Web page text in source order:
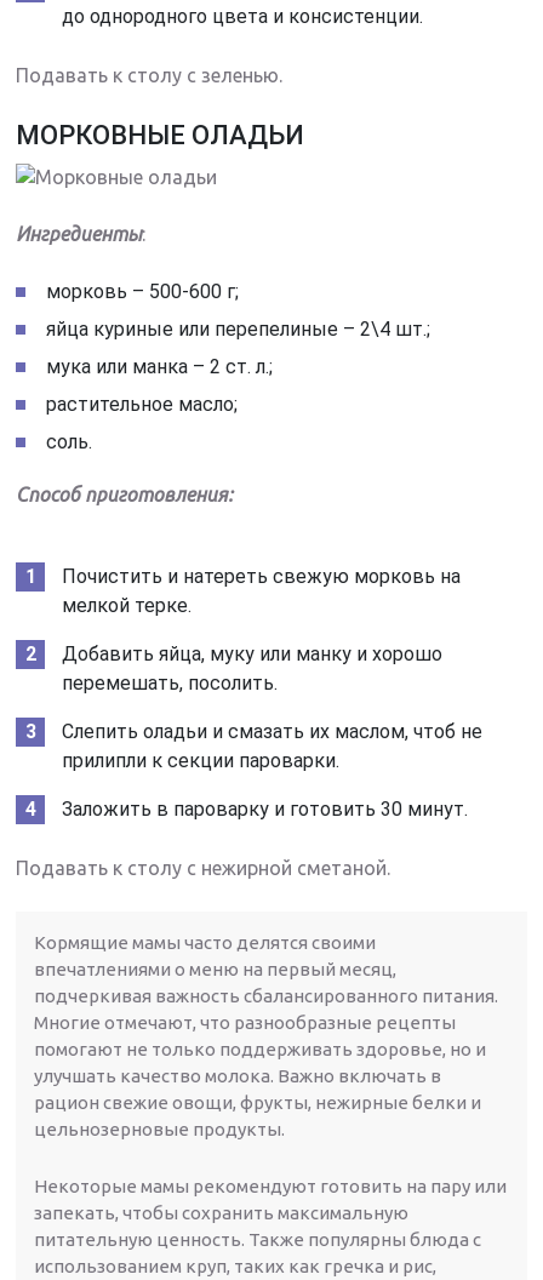
до однородного цвета и консистенции.
Подавать к столу с зеленью.
МОРКОВНЫЕ ОЛАДЬИ
Ингредиенты:
морковь – 500-600 г;
яйца куриные или перепелиные – 2\4 шт.;
мука или манка – 2 ст. л.;
растительное масло;
соль.
Способ приготовления:
Почистить и натереть свежую морковь на
мелкой терке.
Добавить яйца, муку или манку и хорошо
перемешать, посолить.
Слепить оладьи и смазать их маслом, чтоб не
прилипли к секции пароварки.
Заложить в пароварку и готовить 30 минут.
Подавать к столу с нежирной сметаной.
Кормящие мамы часто делятся своими
впечатлениями о меню на первый месяц,
подчеркивая важность сбалансированного питания.
Многие отмечают, что разнообразные рецепты
помогают не только поддерживать здоровье, но и
улучшать качество молока. Важно включать в
рацион свежие овощи, фрукты, нежирные белки и
цельнозерновые продукты.
Некоторые мамы рекомендуют готовить на пару или
запекать, чтобы сохранить максимальную
питательную ценность. Также популярны блюда с
использованием круп, таких как гречка и рис,